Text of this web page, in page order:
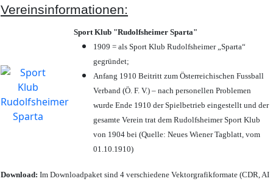
Vereinsinformationen:
Sport Klub "Rudolfsheimer Sparta"
1909 = als Sport Klub Rudolfsheimer „Sparta“
gegründet;
Anfang 1910 Beitritt zum Österreichischen Fussball
Verband (Ö. F. V.) – nach personellen Problemen
wurde Ende 1910 der Spielbetrieb eingestellt und der
gesamte Verein trat dem Rudolfsheimer Sport Klub
von 1904 bei (Quelle: Neues Wiener Tagblatt, vom
01.10.1910)
Download: Im Downloadpaket sind 4 verschiedene Vektorgrafikformate (CDR, AI